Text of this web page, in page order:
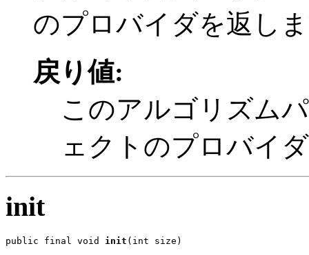
のプロバイダを返し
戻り値:
このアルゴリズム
ェクトのプロバイダ
init
public final void init (int size)